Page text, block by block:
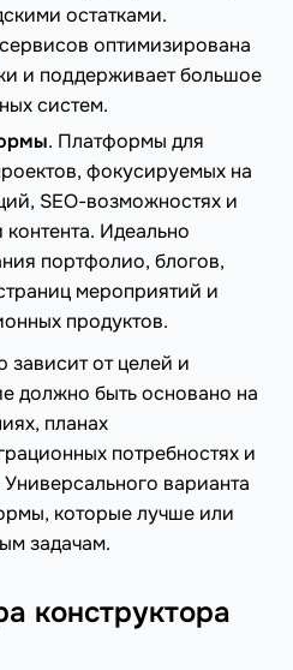
остатками.
оптимизирована
и поддерживает большое
систем.
. Платформы для
фокусируемых на
SEO-возможностях и
Идеально
портфолио, блогов,
мероприятий и
продуктов.
зависит от целей и
должно быть основано на
планах
потребностях и
варианта
которые лучше или
задачам.
конструктора